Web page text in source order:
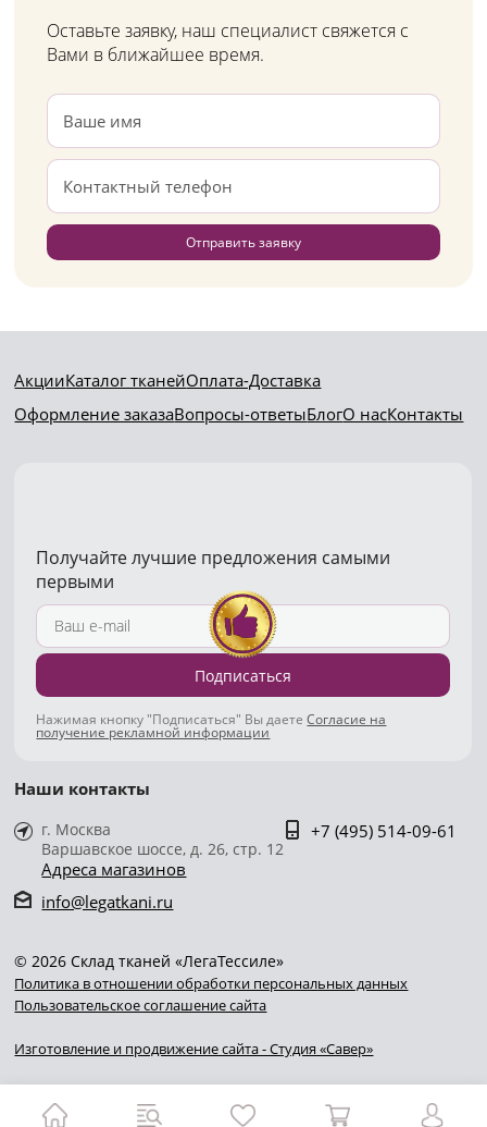
Оставьте заявку, наш специалист свяжется с
Вами в ближайшее время.
Отправить заявку
АкцииКаталог тканейОплата-Доставка
Оформление заказаВопросы-ответыБлогО насКонтакты
Получайте лучшие предложения самыми
первыми
Подписаться
Нажимая кнопку "Подписаться" Вы даетеСогласие на
получение рекламной информации
Наши контакты
г. Москва
Варшавское шоссе, д. 26, стр. 12
Адреса магазинов
+7 (495) 514-09-61
info@legatkani.ru
© 2026 Склад тканей «ЛегаТессиле»
Политика в отношении обработки персональных данных
Пользовательское соглашение сайта
Изготовление и продвижение сайта - Студия «Савер»